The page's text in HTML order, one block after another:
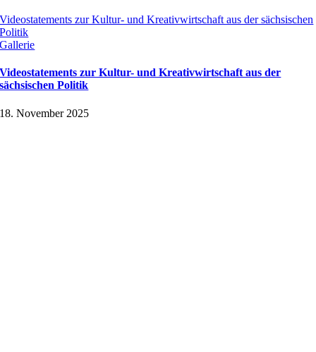
Videostatements zur Kultur- und Kreativwirtschaft aus der sächsischen
Politik
Gallerie
Videostatements zur Kultur- und Kreativwirtschaft aus der
sächsischen Politik
18. November 2025